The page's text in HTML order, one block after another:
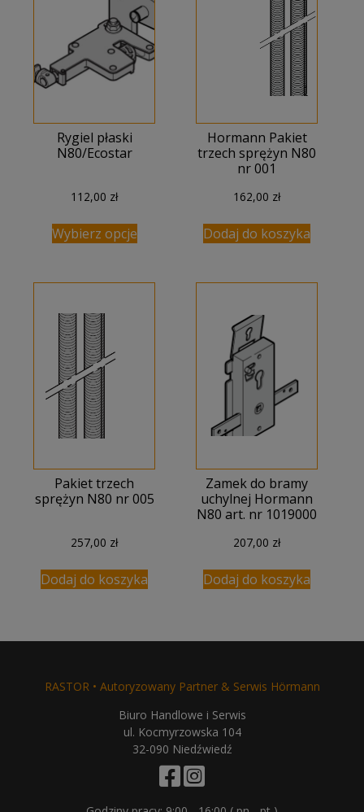
Rygiel płaski
N80/Ecostar
112,00 zł
Wybierz opcje
Hormann Pakiet
trzech sprężyn N80
nr 001
162,00 zł
Dodaj do koszyka
Pakiet trzech
sprężyn N80 nr 005
257,00 zł
Dodaj do koszyka
Zamek do bramy
uchylnej Hormann
N80 art. nr 1019000
207,00 zł
Dodaj do koszyka
RASTOR • Autoryzowany Partner & Serwis Hörmann
Biuro Handlowe i Serwis
ul. Kocmyrzowska 104
32-090 Niedźwiedź